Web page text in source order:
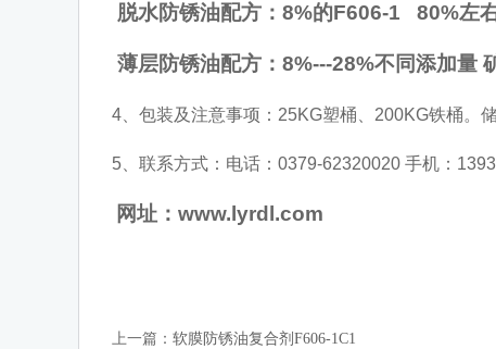
脱水防锈油配方： 8%的F606-1 80%左
薄层防锈油配方： 8%---28%不同添加量
4、包装及注意事项：25KG塑桶、200KG铁桶。
5、联系方式：电话：0379-62320020 手机：
网址：www.lyrdl.com
上一篇： 软膜防锈油复合剂F606-1C1